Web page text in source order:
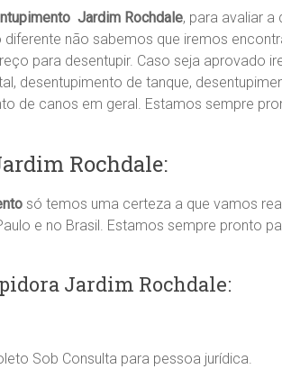
Jardim Rochdale, para avaliar
não sabemos que iremos
para desentupir. Caso seja aprovado
desentupimento de tanque,
de canos em geral. Estamos sempre
Rochdale:
só temos uma certeza a que vamos
e no Brasil. Estamos sempre pronto
Jardim Rochdale:
Sob Consulta para pessoa jurídica.